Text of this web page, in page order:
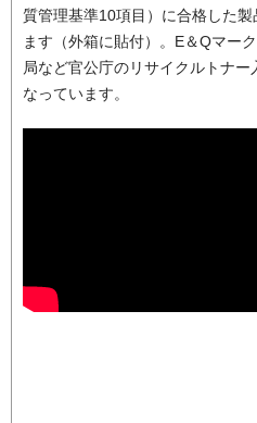
質管理基準10項目）に合格した
ます（外箱に貼付）。E＆Qマー
局など官公庁のリサイクルトナー
なっています。